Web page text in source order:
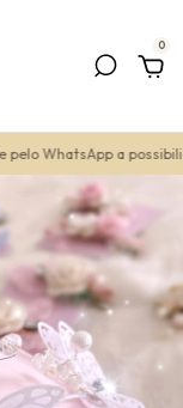
0
WhatsApp a